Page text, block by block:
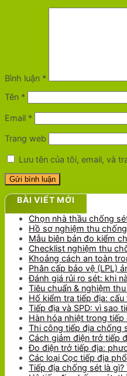
Bình luận *
Tên *
Email *
Trang web
Lưu tên của tôi, email, và
BÀI VIẾT MỚI
Chọn nhà thầu chống
Hồ sơ nghiệm thu
Mẫu biên bản đo kiểm
Checklist nghiệm thu
Khoảng cách an toàn
Phân cấp bảo vệ (LPL)
Đánh giá rủi ro sét: khi
Tiêu chuẩn & nghiệm
Hố kiểm tra tiếp địa:
Tiếp địa và SPD: vì sao
Hàn hóa nhiệt trong
Thi công tiếp địa chống
Cách giảm điện trở tiếp
Đo điện trở tiếp địa:
Các loại Cọc tiếp địa
Tiếp địa chống sét là